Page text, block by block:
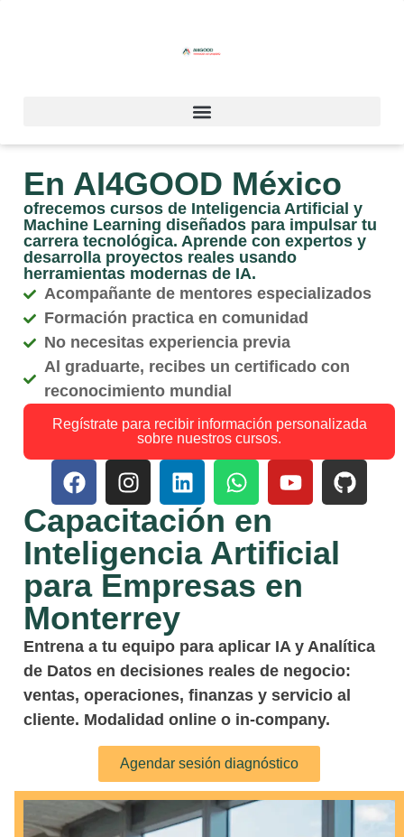
En AI4GOOD México
ofrecemos cursos de Inteligencia Artificial y
Machine Learning diseñados para impulsar tu
carrera tecnológica. Aprende con expertos y
desarrolla proyectos reales usando
herramientas modernas de IA.
Acompañante de mentores especializados
Formación practica en comunidad
No necesitas experiencia previa
Al graduarte, recibes un certificado con
reconocimiento mundial
Regístrate para recibir información personalizada
sobre nuestros cursos.
Capacitación en
Inteligencia Artificial
para Empresas en
Monterrey
Entrena a tu equipo para aplicar IA y Analítica
de Datos en decisiones reales de negocio:
ventas, operaciones, finanzas y servicio al
cliente. Modalidad online o in-company.
Agendar sesión diagnóstico